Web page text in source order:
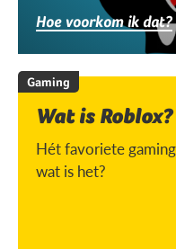
Hoe voorkom ik dat?
Gaming
Wat is Roblox?
Hét favoriete
wat is het?